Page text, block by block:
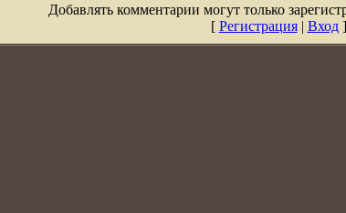
Добавлять комментарии могут только
[ Регистрация| Вход]